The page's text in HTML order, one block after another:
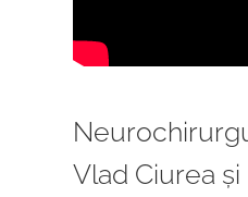
Vlad Ciurea